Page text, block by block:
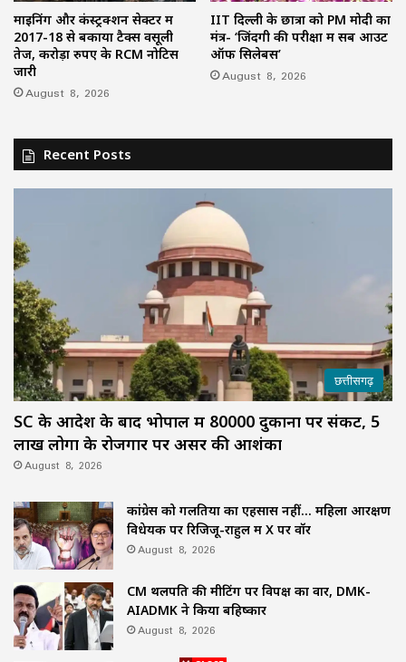
माइनिंग और कंस्ट्रक्शन सेक्टर में
2017-18 से बकाया टैक्स वसूली
तेज, करोड़ों रुपए के RCM नोटिस
जारी
August 8, 2026
IIT दिल्ली के छात्रों को PM मोदी का
मंत्र- ‘जिंदगी की परीक्षा में सब आउट
ऑफ सिलेबस’
August 8, 2026
Recent Posts
छत्तीसगढ़
SC के आदेश के बाद भोपाल में 80000 दुकानों पर संकट, 5
लाख लोगों के रोजगार पर असर की आशंका
August 8, 2026
कांग्रेस को गलतियों का एहसास नहीं… महिला आरक्षण
विधेयक पर रिजिजू-राहुल में X पर वॉर
August 8, 2026
CM थलपति की मीटिंग पर विपक्ष का वार, DMK-
AIADMK ने किया बहिष्कार
August 8, 2026